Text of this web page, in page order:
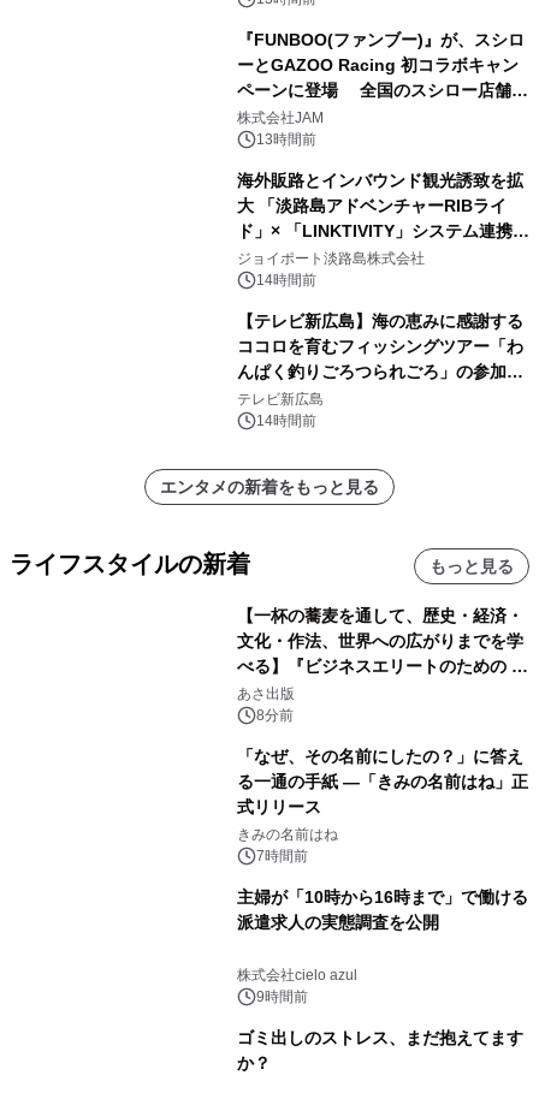
『FUNBOO(ファンブー)』が、スシロ
ーとGAZOO Racing 初コラボキャン
ペーンに登場 全国のスシロー店舗で
GR 4車種の FUNBOO(ミニカー)付き
メニューが展開されます
株式会社JAM
13時間前
海外販路とインバウンド観光誘致を拡
大 「淡路島アドベンチャーRIBライ
ド」× 「LINKTIVITY」システム連携を
開始！
ジョイポート淡路島株式会社
14時間前
【テレビ新広島】海の恵みに感謝する
ココロを育むフィッシングツアー「わ
んぱく釣りごろつられごろ」の参加小
学生を募集
テレビ新広島
14時間前
エンタメの新着をもっと見る
ライフスタイルの新着 もっと見る
【一杯の蕎麦を通して、歴史・経済・
文化・作法、世界への広がりまでを学
べる】『ビジネスエリートのための 教
養としての蕎麦』2026年8月25日
（火）発売
あさ出版
8分前
「なぜ、その名前にしたの？」に答え
る一通の手紙 ―「きみの名前はね」正
式リリース
きみの名前はね
7時間前
主婦が「10時から16時まで」で働ける
派遣求人の実態調査を公開
株式会社cielo azul
9時間前
ゴミ出しのストレス、まだ抱えてます
か？